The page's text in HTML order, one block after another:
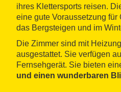
ihres Klettersports reisen.
eine gute Voraussetzung
das Bergsteigen und im
Die Zimmer sind mit
ausgestattet. Sie verfügen
Fernsehgerät. Sie bieten
und einen wunderbaren